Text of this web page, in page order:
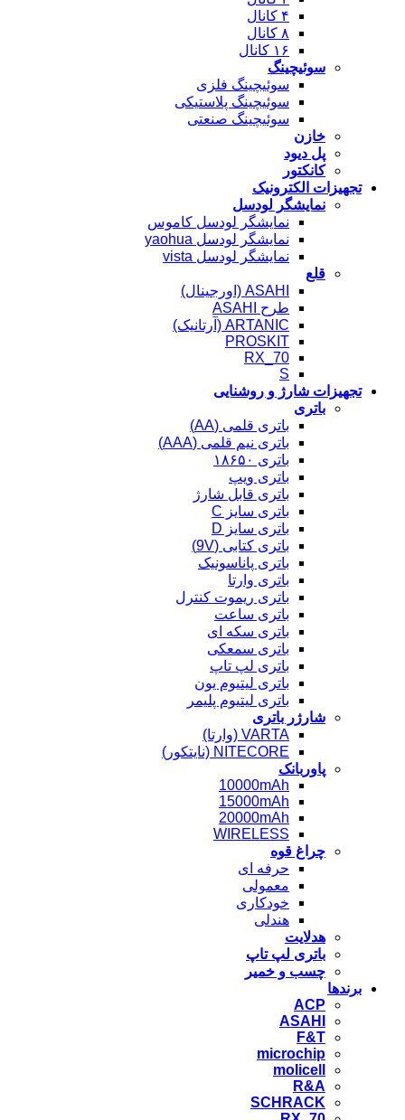
۴ کانال
۸ کانال
۱۶ کانال
سوئیچینگ
سوئیچینگ فلزی
سوئیچینگ پلاستیکی
سوئیچینگ صنعتی
خازن
پل دیود
کانکتور
تجهیزات الکترونیک
نمایشگر لودسل
نمایشگر لودسل کاموس
نمایشگر لودسل yaohua
نمایشگر لودسل vista
قلع
ASAHI (اورجینال)
طرح ASAHI
ARTANIC (آرتانیک)
PROSKIT
RX_70
S
تجهیزات شارژ و روشنایی
باتری
باتری قلمی (AA)
باتری نیم قلمی (AAA)
باتری ۱۸۶۵۰
باتری ویپ
باتری قابل شارژ
باتری سایز C
باتری سایز D
باتری کتابی (9V)
باتری پاناسونیک
باتری وارتا
باتری ریموت کنترل
باتری ساعت
باتری سکه ای
باتری سمعکی
باتری لپ تاپ
باتری لیتیوم یون
باتری لیتیوم پلیمر
شارژر باتری
VARTA (وارتا)
NITECORE (نایتکور)
پاوربانک
10000mAh
15000mAh
20000mAh
WIRELESS
چراغ قوه
حرفه ای
معمولی
خودکاری
هندلی
هدلایت
باتری لپ تاپ
چسب و خمیر
برندها
ACP
ASAHI
F&T
microchip
molicell
R&A
SCHRACK